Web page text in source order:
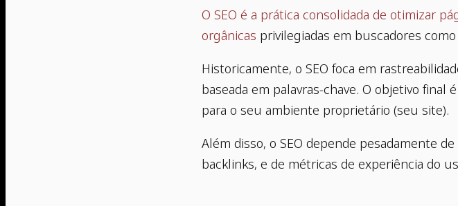
O SEO é a prática consolidada de otimizar
orgânicas privilegiadas em buscadores
Historicamente, o SEO foca em
baseada em palavras-chave. O objetivo
para o seu ambiente proprietário (seu site).
Além disso, o SEO depende pesadamente
backlinks, e de métricas de experiência do